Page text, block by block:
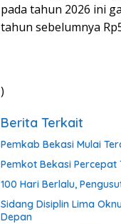
pada tahun 2026 ini
tahun sebelumnya
)
Berita Terkait
Pemkab Bekasi Mulai
Pemkot Bekasi
100 Hari Berlalu,
Sidang Disiplin Lima
Depan